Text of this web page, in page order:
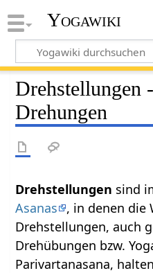
Yogawiki
Drehstellungen
Drehungen
Drehstellungen sind
Asanas
, in denen die
Drehstellungen, auch
Drehübungen bzw.
Parivartanasana,